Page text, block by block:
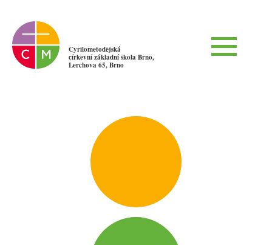
Cyrilometodějská
církevní základní škola Brno,
Lerchova 65, Brno